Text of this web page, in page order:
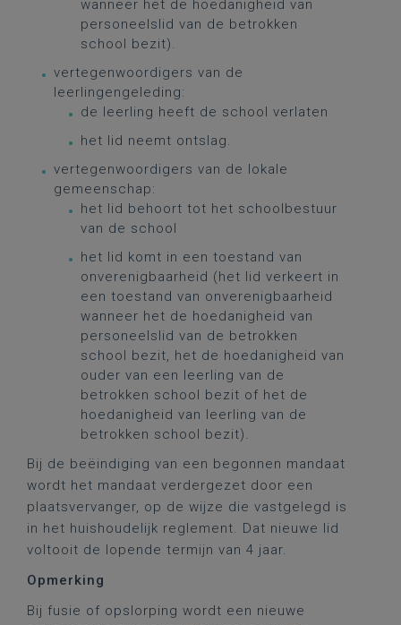
wanneer het de hoedanigheid van
personeelslid van de betrokken
school bezit).
vertegenwoordigers van de
leerlingengeleding:
de leerling heeft de school verlaten
het lid neemt ontslag.
vertegenwoordigers van de lokale
gemeenschap:
het lid behoort tot het schoolbestuur
van de school
het lid komt in een toestand van
onverenigbaarheid (het lid verkeert in
een toestand van onverenigbaarheid
wanneer het de hoedanigheid van
personeelslid van de betrokken
school bezit, het de hoedanigheid van
ouder van een leerling van de
betrokken school bezit of het de
hoedanigheid van leerling van de
betrokken school bezit).
Bij de beëindiging van een begonnen mandaat
wordt het mandaat verdergezet door een
plaatsvervanger, op de wijze die vastgelegd is
in het huishoudelijk reglement. Dat nieuwe lid
voltooit de lopende termijn van 4 jaar.
Opmerking
Bij fusie of opslorping wordt een nieuwe